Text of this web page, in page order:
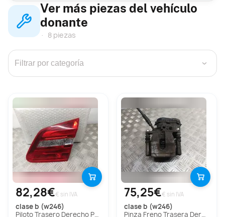
Ver más piezas del vehículo
donante
8 piezas
›
82,28€€ sin IVA
clase b (w246)
Piloto Trasero Derecho Para Mercedes Clase B
75,25€€ sin IVA
clase b (w246)
Pinza Freno Trasera Derecha Para Mercedes Clase B